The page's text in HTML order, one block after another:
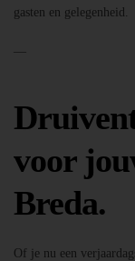
gasten en gelegenheid.
—
voor
Breda.
Of je nu een